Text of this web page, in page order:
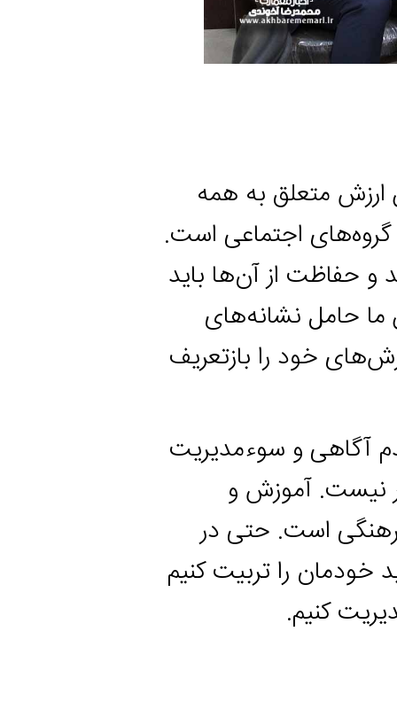
متعلق به همه
اجتماعی است.
از آن‌ها باید
نشانه‌های
را بازتعریف
و سوءمدیریت
آموزش و
است. حتی در
را تربیت کنیم